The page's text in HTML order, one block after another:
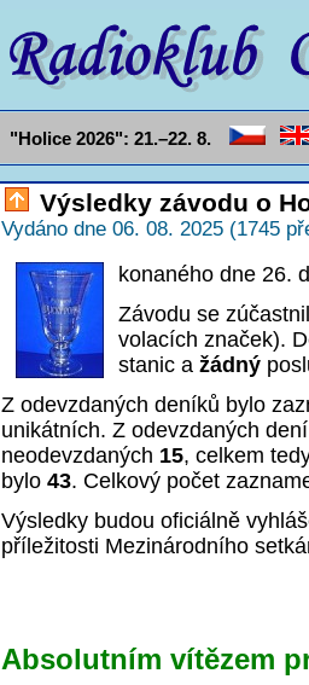
"Holice 2026": 21.–22. 8.
Výsledky závodu o
Vydáno dne 06. 08. 2025 (1745
konaného dne 26.
Závodu se
volacích značek).
stanic a žádný
Z odevzdaných deníků bylo
unikátních. Z odevzdaných
neodevzdaných 15, celkem
bylo 43. Celkový počet
Výsledky budou oficiálně
příležitosti Mezinárodního
Absolutním vítězem